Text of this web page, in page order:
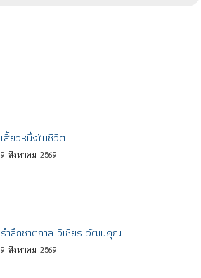
เสี้ยวหนึ่งในชีวิต
9 สิงหาคม 2569
รำลึกชาตกาล วิเชียร วัฒนคุณ
9 สิงหาคม 2569